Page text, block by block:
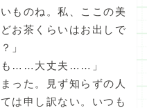
ものね。私、ここの美
お茶くらいはお出しで
」
も……大丈夫……」
った。見ず知らずの人
は申し訳ない。いつも